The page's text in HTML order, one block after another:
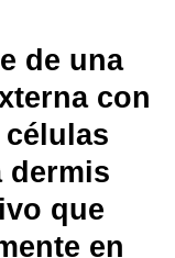
de una
con
dermis
que
en